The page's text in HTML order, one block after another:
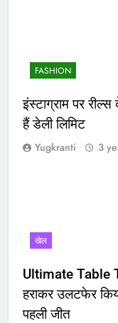
FASHION
इंस्टाग्राम पर
हैं डेली लिमिट
Yugkranti 3
खेल
Ultimate Table
हराकर उलटफेर
पहली जीत